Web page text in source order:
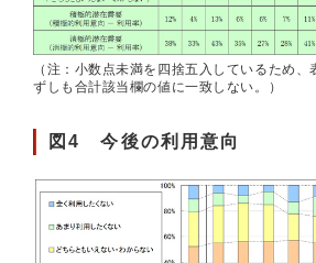
（注：小数点未満を四捨五入しているため
ずしも合計該当欄の値に一致しない。）
図4 今後の利用意向